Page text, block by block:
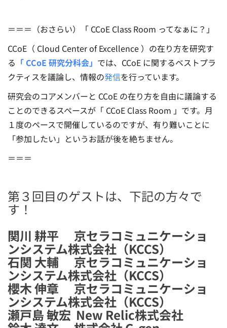
＝＝＝（おさらい）「 CCoE Class Room ってなぁに？」
CCoE（ Cloud Center of Excellence ）の在り方を研究す
る 「 CCoE 研究分科会」 では、CCoE に関するベストプラ
クティスを議論し、情報の発信を行っています。
研究会のコアメンバーと CCoE の在り方を自由に議論する
ことのできるスペースが「 CCoE Class Room 」です。月
１度のペースで開催しているのですが、有り難いことに
「参加したい」というお話が後を絶ちません。
＝＝＝
第３回目のゲストは、下記の方々で
す！
関川 耕平 京セラコミュニケーショ
ンシステム株式会社（KCCS）
石関 大輔 京セラコミュニケーショ
ンシステム株式会社（KCCS）
櫻木 伸章 京セラコミュニケーショ
ンシステム株式会社（KCCS）
瀬戸島 敏宏 New Relic株式会社